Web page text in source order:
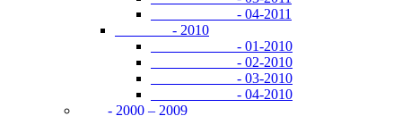
- 04-2011
- 2010
- 01-2010
- 02-2010
- 03-2010
- 04-2010
- 2000 – 2009